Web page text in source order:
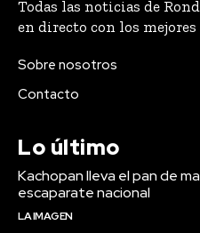
Todas las noticias de
en directo con los
Sobre nosotros
Contacto
Lo último
Kachopan lleva el pan de
escaparate nacional
LA IMAGEN